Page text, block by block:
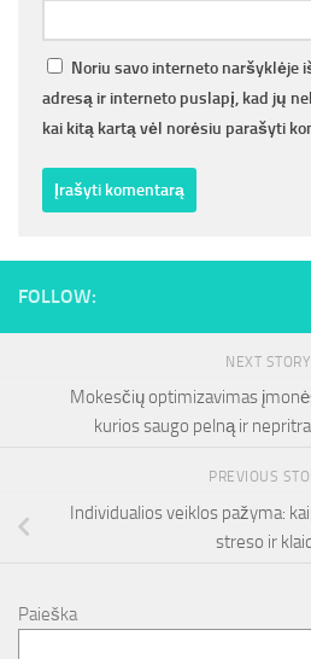
Noriu savo interneto naršyklėje
adresą ir interneto puslapį, kad jų
kai kitą kartą vėl norėsiu parašyti
FOLLOW:
NEXT STORY
Mokesčių optimizavimas
kurios saugo pelną ir
PREVIOUS
Individualios veiklos pažyma:
streso ir
Paieška